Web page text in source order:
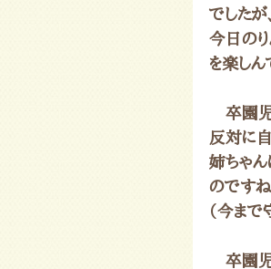
でしたが
今日の
を楽しん
卒園児
反対に
姉ちゃ
のです
（今まで
卒園児